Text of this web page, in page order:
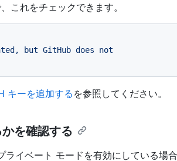
これをチェックできます。
but GitHub does not
キーを追加する を参照してください。
を確認する
イベート モードを有効にしている場合